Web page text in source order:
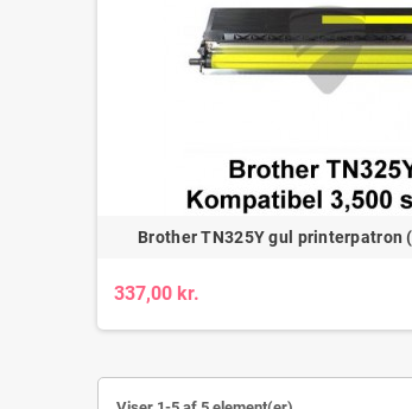
Brother TN325Y gul printerpatron
337,00 kr.